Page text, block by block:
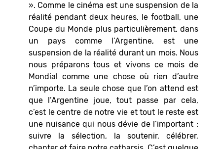
». Comme le cinéma est une suspension de la
réalité pendant deux heures, le football, une
Coupe du Monde plus particulièrement, dans
un pays comme l’Argentine, est une
suspension de la réalité durant un mois. Nous
nous préparons tous et vivons ce mois de
Mondial comme une chose où rien d’autre
n’importe. La seule chose que l’on attend est
que l’Argentine joue, tout passe par cela,
c’est le centre de notre vie et tout le reste est
une nuisance qui nous dévie de l’important :
suivre la sélection, la soutenir, célébrer,